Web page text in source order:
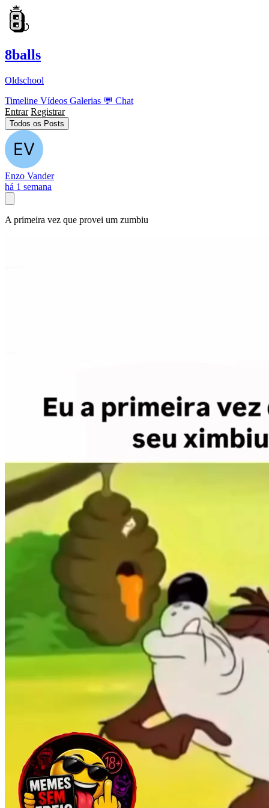
8balls
Oldschool
Timeline Vídeos Galerias 💬 Chat
Entrar Registrar
Todos os Posts
Enzo Vander
há 1 semana
A primeira vez que provei um zumbiu